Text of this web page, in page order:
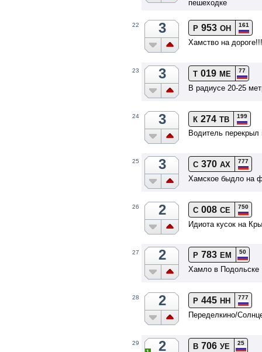
пешеходке
22 3 Р 953 ОН 161
Хамство на
23 3 Т 019 МЕ 77
В радиусе 20-25
24 3 К 274 ТВ 199
Водитель
25 3 С 370 АХ 777
Хамское быдло на
26 2 С 008 СЕ 750
Идиота кусок на
27 2 Р 783 ЕМ 50
Хамло в Подольске
28 2 Р 445 НН 777
Переделкино/
29 2 В 706 УЕ 25